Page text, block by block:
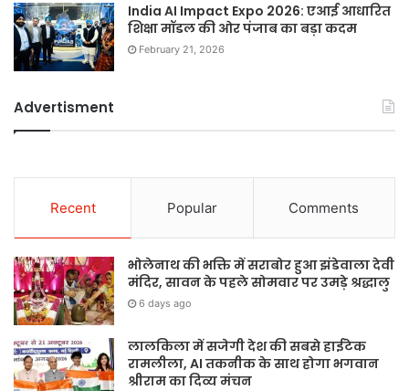
India AI Impact Expo 2026: एआई आधारित
शिक्षा मॉडल की ओर पंजाब का बड़ा कदम
February 21, 2026
Advertisment
Recent Popular Comments
भोलेनाथ की भक्ति में सराबोर हुआ झंडेवाला देवी
मंदिर, सावन के पहले सोमवार पर उमड़े श्रद्धालु
6 days ago
लालकिला में सजेगी देश की सबसे हाईटेक
रामलीला, AI तकनीक के साथ होगा भगवान
श्रीराम का दिव्य मंचन